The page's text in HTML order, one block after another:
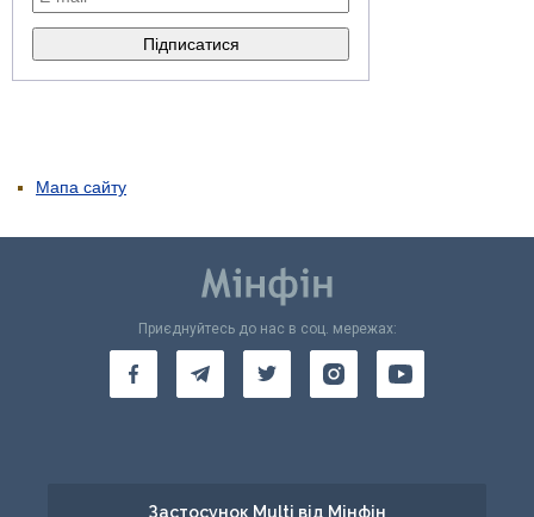
Мапа сайту
Приєднуйтесь до нас в соц. мережах:
Застосунок Multi від Мінфін